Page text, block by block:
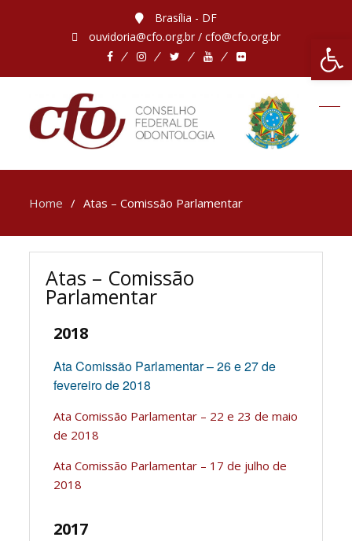
Brasília - DF
ouvidoria@cfo.org.br / cfo@cfo.org.br
Home Atas – Comissão Parlamentar
Atas – Comissão
Parlamentar
2018
Ata Comissão Parlamentar – 26 e 27 de
fevereiro de 2018
Ata Comissão Parlamentar – 22 e 23 de maio
de 2018
Ata Comissão Parlamentar – 17 de julho de
2018
2017